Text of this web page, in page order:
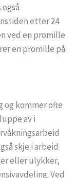
etter 24
ved en promille
en promille på
og kommer ofte
av i
skje i arbeid
eller ulykker,
Ved